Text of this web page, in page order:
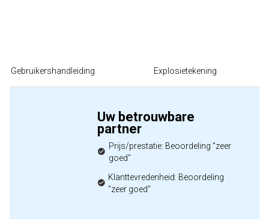
Gebruikershandleiding Explosietekening
Uw betrouwbare
partner
Prijs/prestatie: Beoordeling "zeer
goed"
Klanttevredenheid: Beoordeling
"zeer goed"